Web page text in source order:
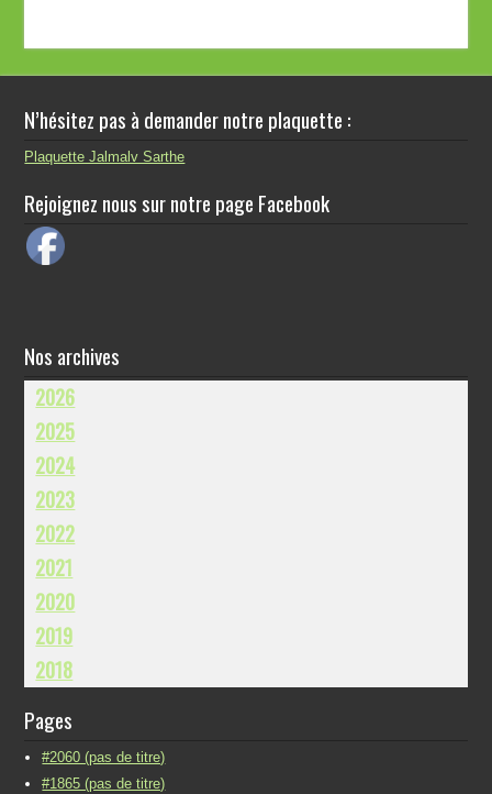
N’hésitez pas à demander notre plaquette :
Plaquette Jalmalv Sarthe
Rejoignez nous sur notre page Facebook
Nos archives
2026
2025
2024
2023
2022
2021
2020
2019
2018
Pages
#2060 (pas de titre)
#1865 (pas de titre)